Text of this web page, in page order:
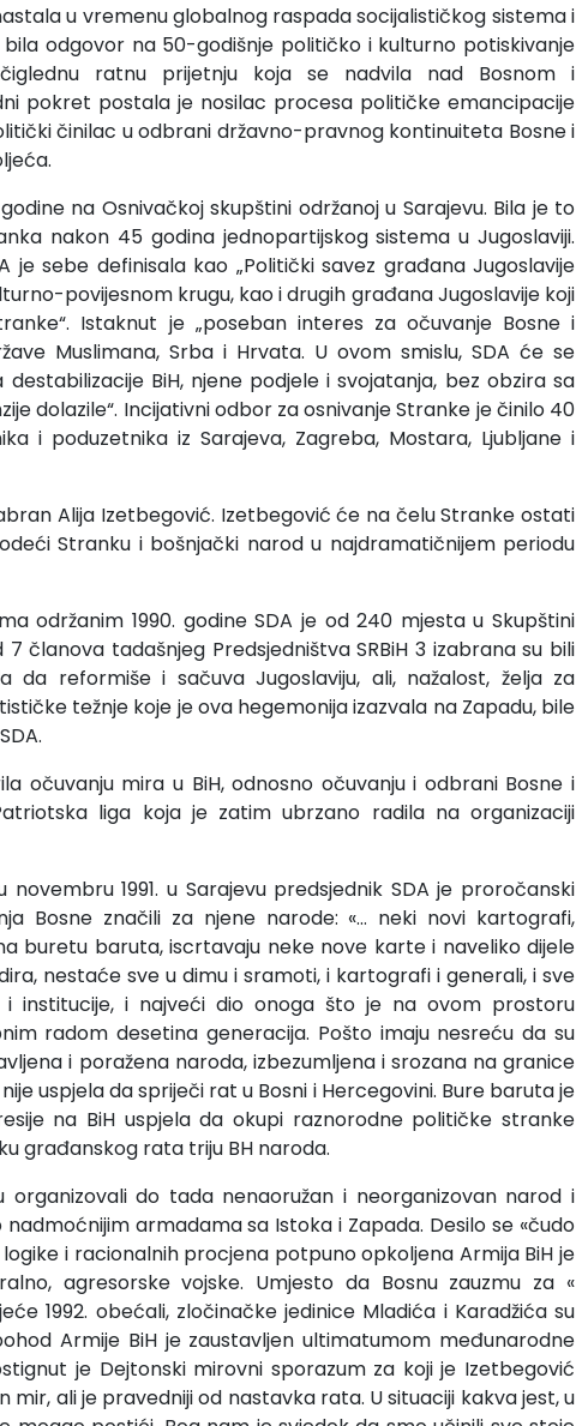
u vremenu globalnog raspada socijalističkog sistema i
bila odgovor na 50-godišnje političko i kulturno potiskivanje
ratnu prijetnju koja se nadvila nad Bosnom i
pokret postala je nosilac procesa političke emancipacije
činilac u odbrani državno-pravnog kontinuiteta Bosne i
na Osnivačkoj skupštini održanoj u Sarajevu. Bila je to
nakon 45 godina jednopartijskog sistema u Jugoslaviji.
je sebe definisala kao „Politički savez građana Jugoslavije
povijesnom krugu, kao i drugih građana Jugoslavije koji
Istaknut je „poseban interes za očuvanje Bosne i
Muslimana, Srba i Hrvata. U ovom smislu, SDA će se
BiH, njene podjele i svojatanja, bez obzira sa
dolazile“. Incijativni odbor za osnivanje Stranke je činilo 40
i poduzetnika iz Sarajeva, Zagreba, Mostara, Ljubljane i
Alija Izetbegović. Izetbegović će na čelu Stranke ostati
Stranku i bošnjački narod u najdramatičnijem periodu
održanim 1990. godine SDA je od 240 mjesta u Skupštini
7 članova tadašnjeg Predsjedništva SRBiH 3 izabrana su bili
da reformiše i sačuva Jugoslaviju, ali, nažalost, želja za
težnje koje je ova hegemonija izazvala na Zapadu, bile
očuvanju mira u BiH, odnosno očuvanju i odbrani Bosne i
liga koja je zatim ubrzano radila na organizaciji
novembru 1991. u Sarajevu predsjednik SDA je proročanski
Bosne značili za njene narode: «… neki novi kartografi,
buretu baruta, iscrtavaju neke nove karte i naveliko dijele
nestaće sve u dimu i sramoti, i kartografi i generali, i sve
institucije, i najveći dio onoga što je na ovom prostoru
radom desetina generacija. Pošto imaju nesreću da su
i poražena naroda, izbezumljena i srozana na granice
uspjela da spriječi rat u Bosni i Hercegovini. Bure baruta je
na BiH uspjela da okupi raznorodne političke stranke
građanskog rata triju BH naroda.
organizovali do tada nenaoružan i neorganizovan narod i
armadama sa Istoka i Zapada. Desilo se «čudo
i racionalnih procjena potpuno opkoljena Armija BiH je
agresorske vojske. Umjesto da Bosnu zauzmu za «
1992. obećali, zločinačke jedinice Mladića i Karadžića su
Armije BiH je zaustavljen ultimatumom međunarodne
je Dejtonski mirovni sporazum za koji je Izetbegović
mir, ali je pravedniji od nastavka rata. U situaciji kakva jest, u